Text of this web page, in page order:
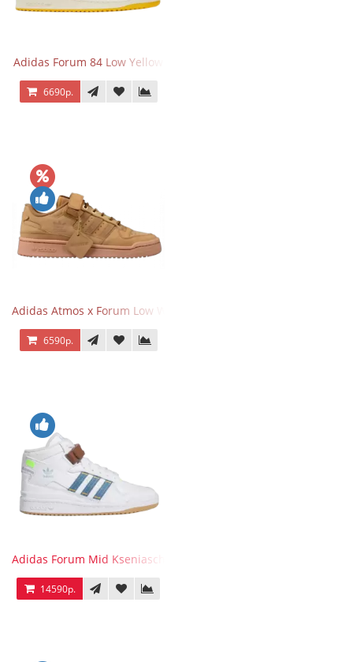
Adidas Forum 84 Low Yellow
6690р.
Adidas Atmos x Forum Low Wheat Dark Brown
6590р.
Adidas Forum Mid Kseniaschnaider
14590р.